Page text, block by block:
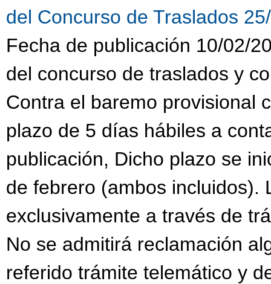
del Concurso de Traslados
Fecha de publicación 10/02/
del concurso de traslados y
Contra el baremo provisional
plazo de 5 días hábiles a
publicación, Dicho plazo se
de febrero (ambos incluidos).
exclusivamente a través de
No se admitirá reclamación
referido trámite telemático y